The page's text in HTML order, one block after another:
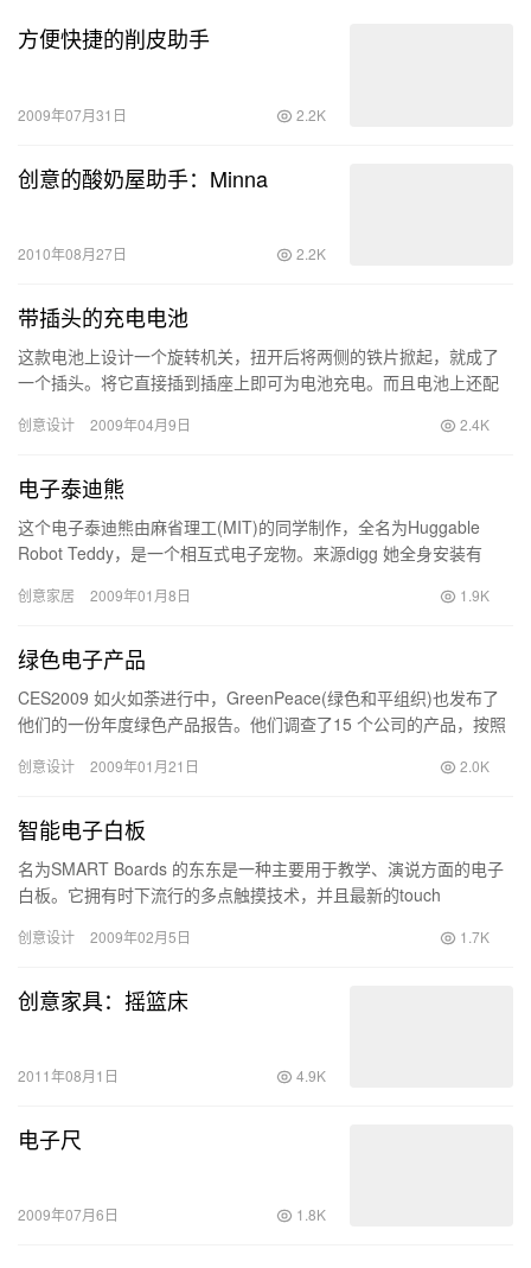
方便快捷的削皮助手
2009年07月31日 2.2K
创意的酸奶屋助手：Minna
2010年08月27日 2.2K
带插头的充电电池
这款电池上设计一个旋转机关，扭开后将两侧的铁片掀起，就成了
一个插头。将它直接插到插座上即可为电池充电。而且电池上还配
创意设计 2009年04月9日 2.4K
电子泰迪熊
这个电子泰迪熊由麻省理工(MIT)的同学制作，全名为Huggable
Robot Teddy，是一个相互式电子宠物。来源digg 她全身安装有
创意家居 2009年01月8日 1.9K
绿色电子产品
CES2009 如火如荼进行中，GreenPeace(绿色和平组织)也发布了
他们的一份年度绿色产品报告。他们调查了15 个公司的产品，按照
创意设计 2009年01月21日 2.0K
智能电子白板
名为SMART Boards 的东东是一种主要用于教学、演说方面的电子
白板。它拥有时下流行的多点触摸技术，并且最新的touch
创意设计 2009年02月5日 1.7K
创意家具：摇篮床
2011年08月1日 4.9K
电子尺
2009年07月6日 1.8K